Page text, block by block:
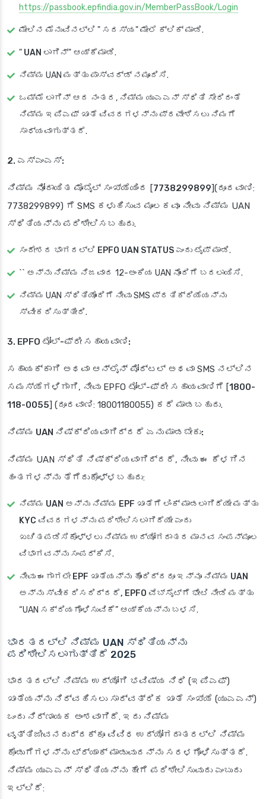
https://passbook.epfindia.gov.in/MemberPassBook/Login
ಮೇಲಿನ ಮೆನುವಿನಲ್ಲಿ " ಸದಸ್ಯ" ಮೇಲೆ ಕ್ಲಿಕ್ ಮಾಡಿ.
" UAN ಲಾಗಿನ್" ಆಯ್ಕೆಮಾಡಿ.
ನಿಮ್ಮ UAN ಮತ್ತು ಪಾಸ್‌ವರ್ಡ್ ನಮೂದಿಸಿ.
ಒಮ್ಮೆ ಲಾಗಿನ್ ಆದ ನಂತರ, ನಿಮ್ಮ ಯುಎಎನ್ ಸ್ಥಿತಿ ಸೇರಿದಂತೆ
ನಿಮ್ಮ ಇಪಿಎಫ್ ಖಾತೆ ವಿವರಗಳನ್ನು ಪ್ರವೇಶಿಸಲು ನಿಮಗೆ
ಸಾಧ್ಯವಾಗುತ್ತದೆ.
2. ಎಸ್ಎಂಎಸ್:
ನಿಮ್ಮ ನೋಂದಾಯಿತ ಮೊಬೈಲ್ ಸಂಖ್ಯೆಯಿಂದ [7738299899](ದೂರವಾಣಿ:
7738299899) ಗೆ SMS ಕಳುಹಿಸುವ ಮೂಲಕವೂ ನೀವು ನಿಮ್ಮ UAN
ಸ್ಥಿತಿಯನ್ನು ಪರಿಶೀಲಿಸಬಹುದು.
ಸಂದೇಶದ ಭಾಗದಲ್ಲಿ EPFO UAN STATUSಎಂದು ಟೈಪ್ ಮಾಡಿ.
`` ಅನ್ನು ನಿಮ್ಮ ನಿಜವಾದ 12-ಅಂಕಿಯ UAN ನೊಂದಿಗೆ ಬದಲಾಯಿಸಿ.
ನಿಮ್ಮ UAN ಸ್ಥಿತಿಯೊಂದಿಗೆ ನೀವು SMS ಪ್ರತಿಕ್ರಿಯೆಯನ್ನು
ಸ್ವೀಕರಿಸುತ್ತೀರಿ.
3. EPFO ಟೋಲ್-ಫ್ರೀ ಸಹಾಯವಾಣಿ:
ಸಹಾಯಕ್ಕಾಗಿ ಅಥವಾ ಆನ್‌ಲೈನ್ ಪೋರ್ಟಲ್ ಅಥವಾ SMS ನಲ್ಲಿನ
ಸಮಸ್ಯೆಗಳಿಗಾಗಿ, ನೀವು EPFO ಟೋಲ್-ಫ್ರೀ ಸಹಾಯವಾಣಿಗೆ [1800-
118-0055] (ದೂರವಾಣಿ: 18001180055) ಕರೆ ಮಾಡಬಹುದು.
ನಿಮ್ಮ UAN ನಿಷ್ಕ್ರಿಯವಾಗಿದ್ದರೆ ಏನು ಮಾಡಬೇಕು:
ನಿಮ್ಮ UAN ಸ್ಥಿತಿ ನಿಷ್ಕ್ರಿಯವಾಗಿದ್ದರೆ, ನೀವು ಈ ಕೆಳಗಿನ
ಹಂತಗಳನ್ನು ತೆಗೆದುಕೊಳ್ಳಬಹುದು:
ನಿಮ್ಮ UAN ಅನ್ನು ನಿಮ್ಮ EPF ಖಾತೆಗೆ ಲಿಂಕ್ ಮಾಡಲಾಗಿದೆಯೇ ಮತ್ತು
KYC ವಿವರಗಳನ್ನು ಪರಿಶೀಲಿಸಲಾಗಿದೆಯೇ ಎಂದು
ಖಚಿತಪಡಿಸಿಕೊಳ್ಳಲು ನಿಮ್ಮ ಉದ್ಯೋಗದಾತರ ಮಾನವ ಸಂಪನ್ಮೂಲ
ವಿಭಾಗವನ್ನು ಸಂಪರ್ಕಿಸಿ.
ನೀವು ಈಗಾಗಲೇ EPF ಖಾತೆಯನ್ನು ಹೊಂದಿದ್ದರೂ ಇನ್ನೂ ನಿಮ್ಮ UAN
ಅನ್ನು ಸ್ವೀಕರಿಸದಿದ್ದರೆ, EPFO ವೆಬ್‌ಸೈಟ್‌ಗೆ ಭೇಟಿ ನೀಡಿ ಮತ್ತು
“UAN ಸಕ್ರಿಯಗೊಳಿಸುವಿಕೆ” ಆಯ್ಕೆಯನ್ನು ಬಳಸಿ.
ಭಾರತದಲ್ಲಿ ನಿಮ್ಮ UAN ಸ್ಥಿತಿಯನ್ನು
ಪರಿಶೀಲಿಸಲಾಗುತ್ತಿದೆ 2025
ಭಾರತದಲ್ಲಿ ನಿಮ್ಮ ಉದ್ಯೋಗಿ ಭವಿಷ್ಯ ನಿಧಿ (ಇಪಿಎಫ್)
ಖಾತೆಯನ್ನು ನಿರ್ವಹಿಸಲು ಸಾರ್ವತ್ರಿಕ ಖಾತೆ ಸಂಖ್ಯೆ (ಯುಎಎನ್)
ಒಂದು ನಿರ್ಣಾಯಕ ಅಂಶವಾಗಿದೆ. ಇದು ನಿಮ್ಮ
ವೃತ್ತಿಜೀವನದುದ್ದಕ್ಕೂ ವಿವಿಧ ಉದ್ಯೋಗದಾತರಲ್ಲಿ ನಿಮ್ಮ
ಕೊಡುಗೆಗಳನ್ನು ಟ್ರ್ಯಾಕ್ ಮಾಡುವುದನ್ನು ಸರಳಗೊಳಿಸುತ್ತದೆ.
ನಿಮ್ಮ ಯುಎಎನ್ ಸ್ಥಿತಿಯನ್ನು ಹೇಗೆ ಪರಿಶೀಲಿಸುವುದು ಎಂಬುದು
ಇಲ್ಲಿದೆ: